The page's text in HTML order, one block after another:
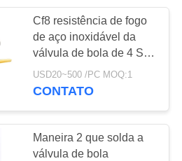
porta da
18
Cf8 resistência de fogo
de aço inoxidável da
válvula de bola de 4 Ss
da válvula de bola 316
da polegada
USD20~500 /PC MOQ:1
CONTATO
Maneira 2 que solda a
válvula de bola